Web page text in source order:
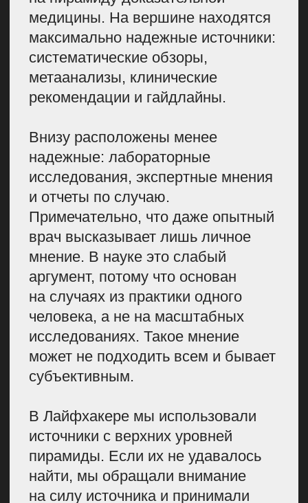
большую роль, потому что от этого
зависит, будет ли он следовать
рекомендациям. Мы только
дополнительно информируем
пациента, помогаем ему
с профилактикой и принятием
решения о том, как улучшить свое
качество жизни. Рассказываем,
не затянуть и не запустить болезнь.
Выверенная формула хорошего
медицинского текста
КТО НУЖЕН
МЕДИЦИНСКОЙ
Редакция медицинского издания
почти не отличается от обычного
медиа, но есть нюансы.
Рассмотрим состав команды
на примере Купрума: